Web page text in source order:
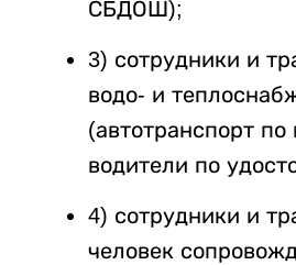
СБДОШ);
3) сотрудники и
водо- и
(автотранспорт
водители по
4) сотрудники и
человек